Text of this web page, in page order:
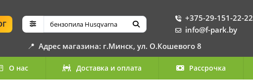
+375-29-151-22-22
info@f-park.by
📍 Адрес магазина: г.Минск, ул. О.Кошевого 8
О нас Доставка и оплата Рассрочка